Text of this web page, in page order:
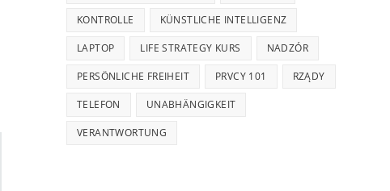
KONTROLLE KÜNSTLICHE INTELLIGENZ
LAPTOP LIFE STRATEGY KURS NADZÓR
PERSÖNLICHE FREIHEIT PRVCY 101 RZĄDY
TELEFON UNABHÄNGIGKEIT
VERANTWORTUNG